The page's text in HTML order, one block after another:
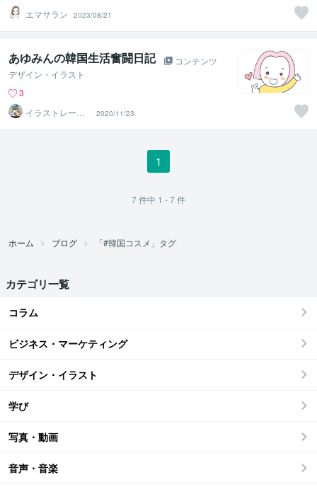
エマサラン
2023/08/21
あゆみんの韓国生活奮闘日記
コンテンツ
デザイン・イラスト
3
イラストレータ
ーあゆみん
2020/11/23
1
7件中 1 - 7件
ホーム ブログ 「#韓国コスメ」タグ
カテゴリ一覧
コラム
ビジネス・マーケティング
デザイン・イラスト
学び
写真・動画
音声・音楽